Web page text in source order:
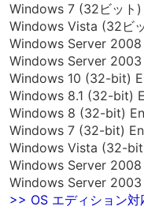
Windows 7 (32ビット)
Windows Vista (32ビ
Windows Server
Windows Server
Windows 10 (32-bit)
Windows 8.1 (32-bit)
Windows 8 (32-bit)
Windows 7 (32-bit)
Windows Vista (32-
Windows Server
Windows Server
>> OS エディション対